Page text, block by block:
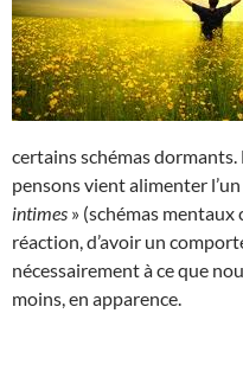
certains schémas
pensons vient alimenter
intimes » (schémas
réaction, d’avoir un
nécessairement à ce que
moins, en apparence.